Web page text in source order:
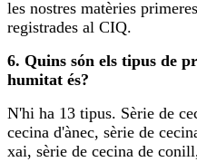
les nostres matèries
registrades al CIQ.
6. Quins són els tipus de
humitat és?
N'hi ha 13 tipus. Sèrie de
cecina d'ànec, sèrie de
xai, sèrie de cecina de